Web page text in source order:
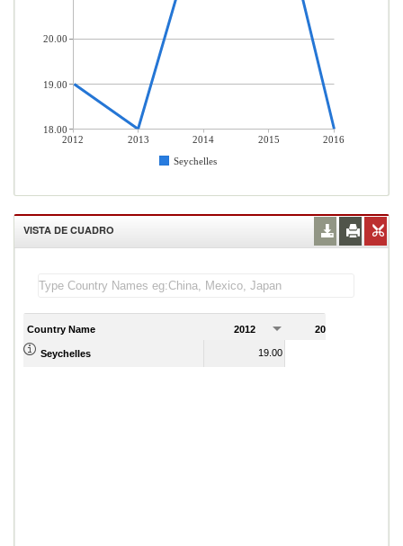
2012 2013 2014 2015
2016
Seychelles
20.00
19.00
18.00
VISTA DE CUADRO
Country Name 2012 2013
Seychelles 19.00